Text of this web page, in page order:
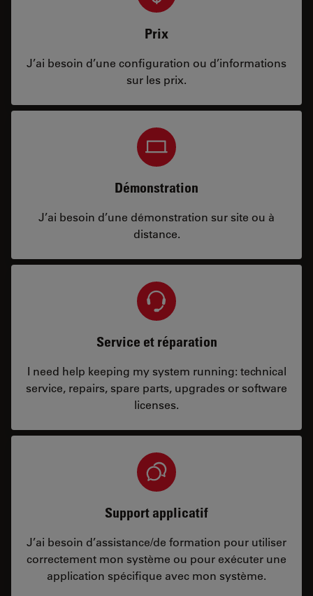
Prix
J’ai besoin d’une configuration ou d’informations
sur les prix.
Démonstration
J’ai besoin d’une démonstration sur site ou à
distance.
Service et réparation
I need help keeping my system running: technical
service, repairs, spare parts, upgrades or software
licenses.
Support applicatif
J’ai besoin d’assistance/de formation pour utiliser
correctement mon système ou pour exécuter une
application spécifique avec mon système.